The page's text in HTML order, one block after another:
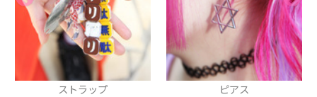
ピアス リング